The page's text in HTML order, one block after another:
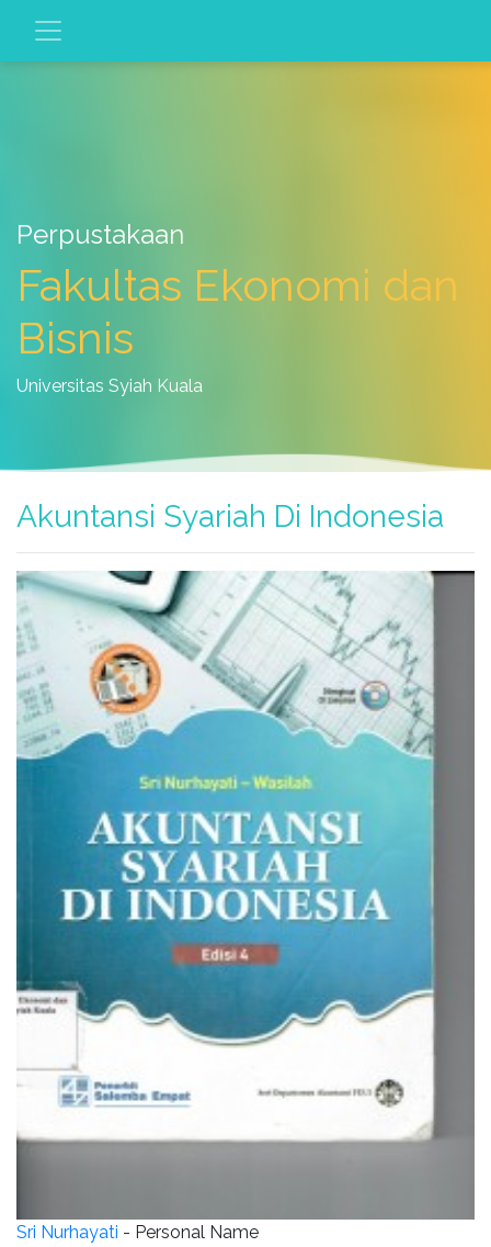
Perpustakaan
Fakultas Ekonomi dan
Bisnis
Universitas Syiah Kuala
Akuntansi Syariah Di Indonesia
Sri Nurhayati - Personal Name